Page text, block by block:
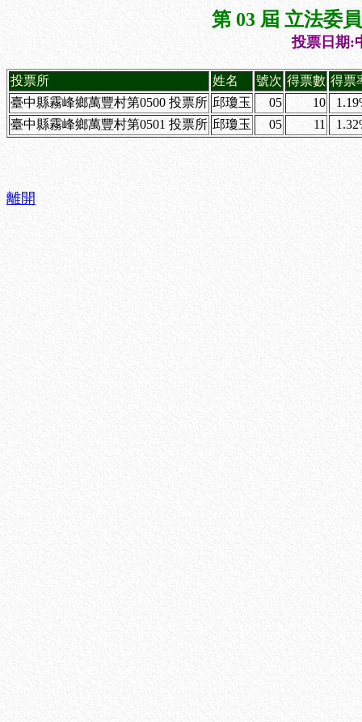
第 03 屆 立法委
投票日期:
投票所 姓名 號次 得票數 得票
臺中縣霧峰鄉萬豐村第0500 投票所 邱瓊玉 05 10
臺中縣霧峰鄉萬豐村第0501 投票所 邱瓊玉 05 11
離開